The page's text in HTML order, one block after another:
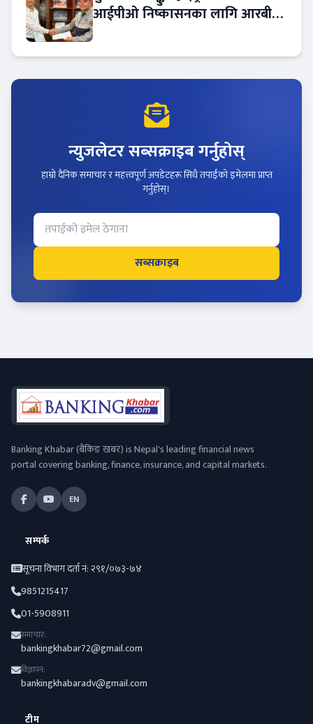
आईपीओ निष्कासनका लागि आरबीबी
न्युजलेटर सब्सक्राइब गर्नुहोस्
हाम्रो दैनिक समाचार र महत्त्वपूर्ण अपडेटहरू सिधै तपाईंको इमेलमा प्राप्त
गर्नुहोस्।
सब्सक्राइब
Banking Khabar (बैंकिङ खबर) is Nepal's leading financial news
portal covering banking, finance, insurance, and capital markets.
EN
सम्पर्क
सूचना विभाग दर्ता नं: २९१/०७३-७४
9851215417
01-5908911
समाचार:
bankingkhabar72@gmail.com
विज्ञापन:
bankingkhabaradv@gmail.com
टीम